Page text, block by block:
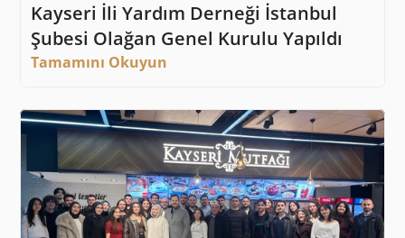
Kayseri İli Yardım Derneği İstanbul
Şubesi Olağan Genel Kurulu Yapıldı
Tamamını Okuyun